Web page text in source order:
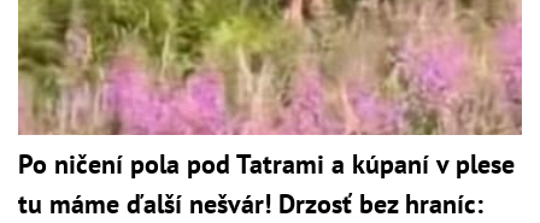
Po ničení pola pod Tatrami a kúpaní v plese
tu máme ďalší nešvár! Drzosť bez hraníc: